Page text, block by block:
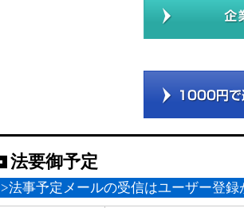
法要御予定
>法事予定メールの受信はユーザー登録